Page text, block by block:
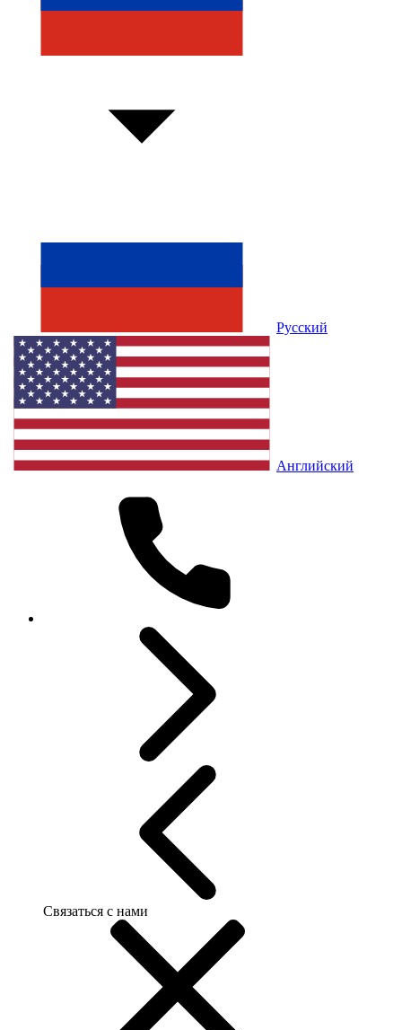
Русский
Английский
Связаться с нами